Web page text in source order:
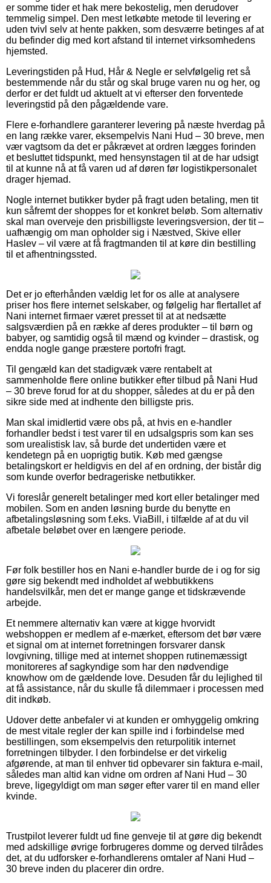
er somme tider et hak mere bekostelig, men derudover
temmelig simpel. Den mest letkøbte metode til levering er
uden tvivl selv at hente pakken, som desværre betinges af at
du befinder dig med kort afstand til internet virksomhedens
hjemsted.
Leveringstiden på Hud, Hår & Negle er selvfølgelig ret så
bestemmende når du står og skal bruge varen nu og her, og
derfor er det fuldt ud aktuelt at vi efterser den forventede
leveringstid på den pågældende vare.
Flere e-forhandlere garanterer levering på næste hverdag på
en lang række varer, eksempelvis Nani Hud – 30 breve, men
vær vagtsom da det er påkrævet at ordren lægges forinden
et besluttet tidspunkt, med hensynstagen til at de har udsigt
til at kunne nå at få varen ud af døren før logistikpersonalet
drager hjemad.
Nogle internet butikker byder på fragt uden betaling, men tit
kun såfremt der shoppes for et konkret beløb. Som alternativ
skal man overveje den prisbilligste leveringsversion, der tit –
uafhængig om man opholder sig i Næstved, Skive eller
Haslev – vil være at få fragtmanden til at køre din bestilling
til et afhentningssted.
Det er jo efterhånden vældig let for os alle at analysere
priser hos flere internet selskaber, og følgelig har flertallet af
Nani internet firmaer været presset til at at nedsætte
salgsværdien på en række af deres produkter – til børn og
babyer, og samtidig også til mænd og kvinder – drastisk, og
endda nogle gange præstere portofri fragt.
Til gengæld kan det stadigvæk være rentabelt at
sammenholde flere online butikker efter tilbud på Nani Hud
– 30 breve forud for at du shopper, således at du er på den
sikre side med at indhente den billigste pris.
Man skal imidlertid være obs på, at hvis en e-handler
forhandler bedst i test varer til en udsalgspris som kan ses
som urealistisk lav, så burde det undertiden være et
kendetegn på en uoprigtig butik. Køb med gængse
betalingskort er heldigvis en del af en ordning, der bistår dig
som kunde overfor bedrageriske netbutikker.
Vi foreslår generelt betalinger med kort eller betalinger med
mobilen. Som en anden løsning burde du benytte en
afbetalingsløsning som f.eks. ViaBill, i tilfælde af at du vil
afbetale beløbet over en længere periode.
Før folk bestiller hos en Nani e-handler burde de i og for sig
gøre sig bekendt med indholdet af webbutikkens
handelsvilkår, men det er mange gange et tidskrævende
arbejde.
Et nemmere alternativ kan være at kigge hvorvidt
webshoppen er medlem af e-mærket, eftersom det bør være
et signal om at internet forretningen forsvarer dansk
lovgivning, tillige med at internet shoppen rutinemæssigt
monitoreres af sagkyndige som har den nødvendige
knowhow om de gældende love. Desuden får du lejlighed til
at få assistance, når du skulle få dilemmaer i processen med
dit indkøb.
Udover dette anbefaler vi at kunden er omhyggelig omkring
de mest vitale regler der kan spille ind i forbindelse med
bestillingen, som eksempelvis den returpolitik internet
forretningen tilbyder. I den forbindelse er det virkelig
afgørende, at man til enhver tid opbevarer sin faktura e-mail,
således man altid kan vidne om ordren af Nani Hud – 30
breve, ligegyldigt om man søger efter varer til en mand eller
kvinde.
Trustpilot leverer fuldt ud fine genveje til at gøre dig bekendt
med adskillige øvrige forbrugeres domme og derved tilrådes
det, at du udforsker e-forhandlerens omtaler af Nani Hud –
30 breve inden du placerer din ordre.